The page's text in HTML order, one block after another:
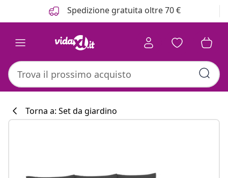
Spedizione gratuita oltre 70 €
Torna a: Set da giardino